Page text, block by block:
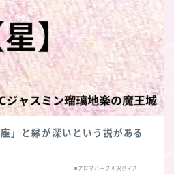
」と縁が深いという説がある
■アロマハーブ４択クイズ